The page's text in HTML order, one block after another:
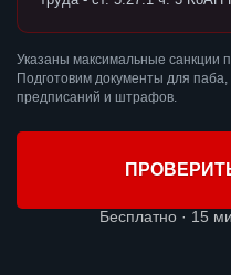
Указаны максимальные
Подготовим документы для
предписаний и штрафов.
Бесплатно · 15